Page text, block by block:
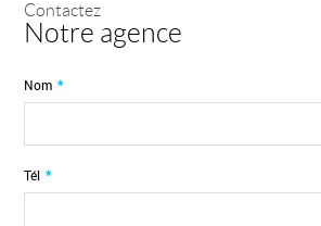
Contactez
Notre agence
Nom *
Tél *